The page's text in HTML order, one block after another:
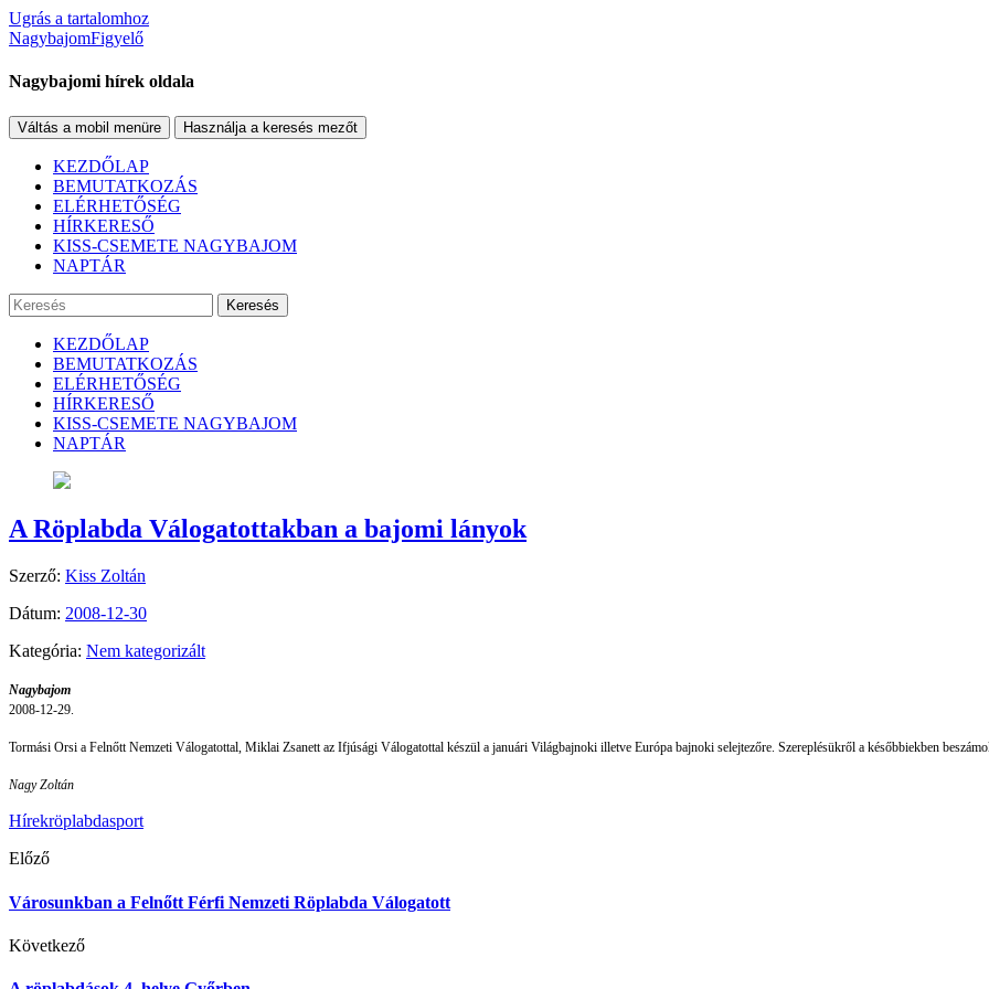
Ugrás a tartalomhoz
NagybajomFigyelő
Nagybajomi hírek oldala
Váltás a mobil menüre Használja a keresés mezőt
KEZDŐLAP
BEMUTATKOZÁS
ELÉRHETŐSÉG
HÍRKERESŐ
KISS-CSEMETE NAGYBAJOM
NAPTÁR
Keresés
KEZDŐLAP
BEMUTATKOZÁS
ELÉRHETŐSÉG
HÍRKERESŐ
KISS-CSEMETE NAGYBAJOM
NAPTÁR
A Röplabda Válogatottakban a bajomi lányok
Szerző: Kiss Zoltán
Dátum: 2008-12-30
Kategória: Nem kategorizált
Nagybajom
2008-12-29.
Tormási Orsi a Felnőtt Nemzeti Válogatottal, Miklai Zsanett az Ifjúsági Válogatottal készül a januári Világbajnoki illetve Európa bajnoki selejtezőre. Szereplésükről a későbbiekben
Nagy Zoltán
Hírekröplabdasport
Előző
Városunkban a Felnőtt Férfi Nemzeti Röplabda Válogatott
Következő